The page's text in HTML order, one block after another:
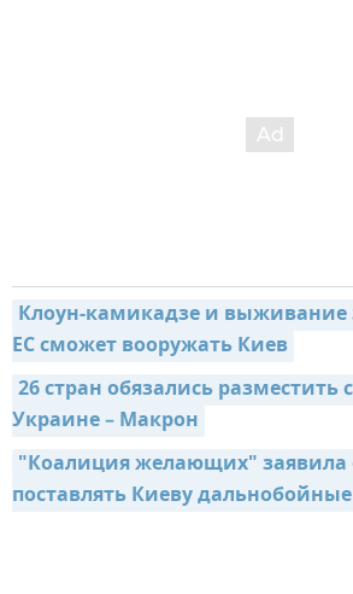
Клоун-камикадзе и выживание
ЕС сможет вооружать Киев
26 стран обязались разместить
Украине – Макрон
"Коалиция желающих" заявила
поставлять Киеву